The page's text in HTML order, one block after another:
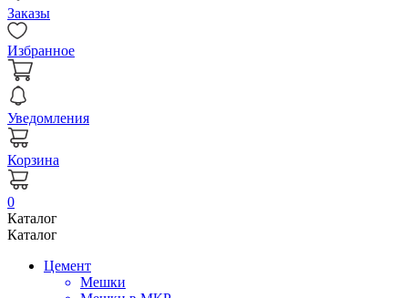
Заказы
Избранное
Уведомления
Корзина
0
Каталог
Каталог
Цемент
Мешки